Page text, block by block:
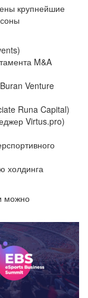
крупнейшие
M&A
Venture
Runa Capital)
Virtus.pro)
холдинга
можно